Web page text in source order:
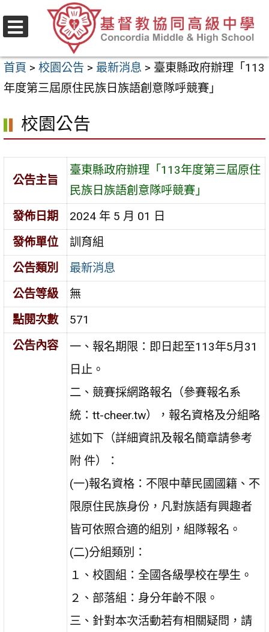
至
要
內
區
首頁 > 校園公告 > 最新消息 > 臺東縣政府辦理「113
年度第三屆原住民族日族語創意隊呼競賽」
校園公告
公告主旨
臺東縣政府辦理「113年度第三屆原住
民族日族語創意隊呼競賽」
發佈日期
2024 年 5 月 01 日
發佈單位
訓育組
公告類別
最新消息
公告等級
無
點閱次數
571
公告內容
一、報名期限：即日起至113年5月31
日止。
二、競賽採網路報名（參賽報名系
統：tt-cheer.tw），報名資格及分組略
述如下（詳細資訊及報名簡章請參考
附 件）：
(一)報名資格：不限中華民國國籍、不
限原住民族身份，凡對族語有興趣者
皆可依照合適的組別，組隊報名。
(二)分組類別：
１、校園組：全國各級學校在學生。
２、部落組：身分年齡不限。
三、針對本次活動若有相關疑問，請
選
單